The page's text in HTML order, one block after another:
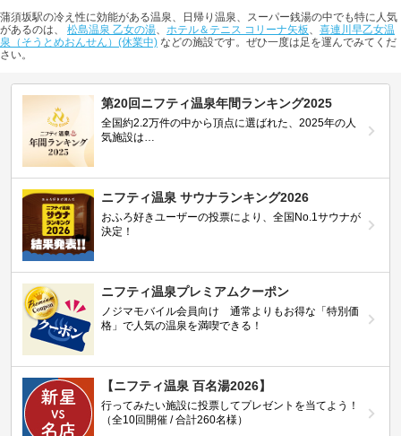
蒲須坂駅の冷え性に効能がある温泉、日帰り温泉、スーパー銭湯の中でも特に人気
があるのは、 松島温泉 乙女の湯 ホテル＆テニス コリーナ矢板
喜連川早乙女温
泉（そうとめおんせん）(休業中) などの施設です。ぜひ一度は足を運んでみてくだ
さい。
第20回ニフティ温泉年間ランキング2025
全国約2.2万件の中から頂点に選ばれた、2025年の人
気施設は…
ニフティ温泉 サウナランキング2026
おふろ好きユーザーの投票により、全国No.1サウナが
決定！
ニフティ温泉プレミアムクーポン
ノジマモバイル会員向け 通常よりもお得な「特別価
格」で人気の温泉を満喫できる！
【ニフティ温泉 百名湯2026】
行ってみたい施設に投票してプレゼントを当てよう！
（全10回開催 / 合計260名様）